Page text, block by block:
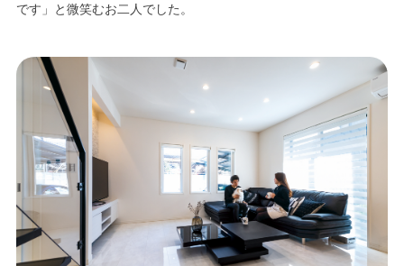
です」と微笑むお二人でした。